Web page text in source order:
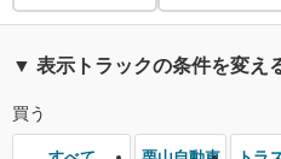
▼ 表示トラックの条件を変え
買う